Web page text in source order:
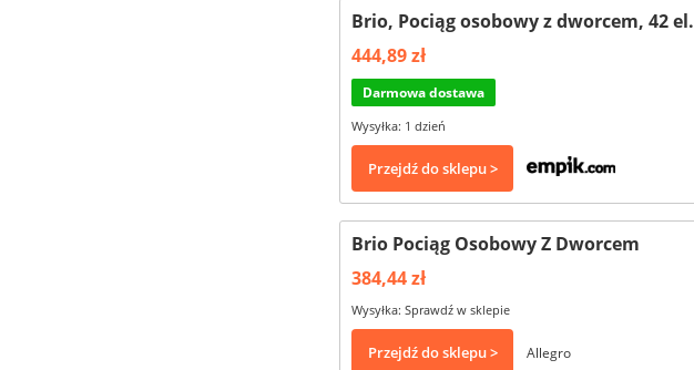
Brio, Pociąg osobowy z dworcem, 42 el.
444,89 zł
Darmowa dostawa
Wysyłka: 1 dzień
Przejdź do sklepu >
Brio Pociąg Osobowy Z Dworcem
384,44 zł
Wysyłka: Sprawdź w sklepie
Przejdź do sklepu > Allegro